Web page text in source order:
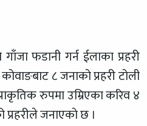
फडानी गर्न ईलाका प्रहरी
८ जनाको प्रहरी टोली
रुपमा उम्रिएका करिव ४
प्रहरीले जनाएकाे छ ।